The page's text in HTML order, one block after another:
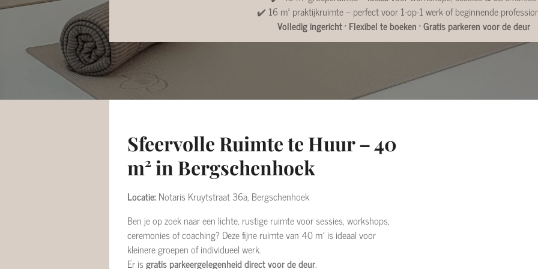
✔️ 16 m² praktijkruimte – perfect voor 1-op-1 werk of beginnende
Volledig ingericht · Flexibel te boeken · Gratis parkeren voor de deur
Sfeervolle Ruimte te Huur – 40
m² in Bergschenhoek
Locatie:Notaris Kruytstraat 36a, Bergschenhoek
Ben je op zoek naar een lichte, rustige ruimte voor sessies, workshops,
ceremonies of coaching? Deze fijne ruimte van 40 m² is ideaal voor
kleinere groepen of individueel werk.
Er isgratis parkeergelegenheid direct voor de deur.